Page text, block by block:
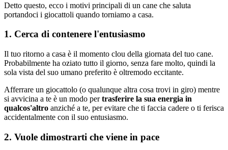
Detto questo, ecco i motivi principali di un cane che saluta
portandoci i giocattoli quando torniamo a casa.
1. Cerca di contenere l'entusiasmo
Il tuo ritorno a casa è il momento clou della giornata del tuo cane.
Probabilmente ha oziato tutto il giorno, senza fare molto, quindi la
sola vista del suo umano preferito è oltremodo eccitante.
Afferrare un giocattolo (o qualunque altra cosa trovi in giro) mentre
si avvicina a te è un modo pertrasferire la sua energia in
qualcos'altro anziché a te, per evitare che ti faccia cadere o ti ferisca
accidentalmente con il suo entusiasmo.
2. Vuole dimostrarti che viene in pace